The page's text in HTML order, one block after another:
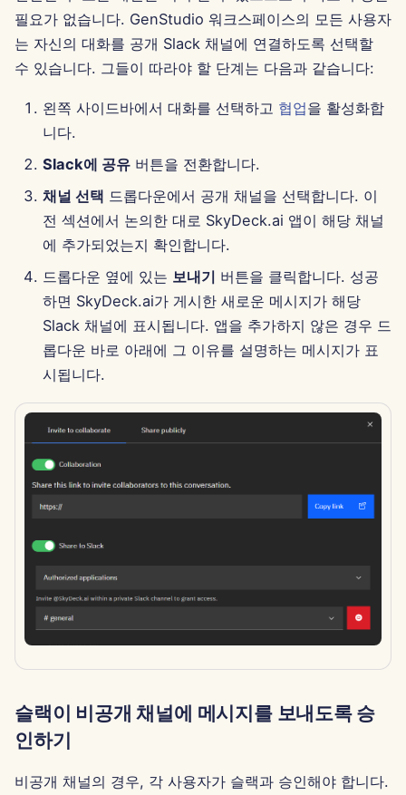
2025년 4월 11일
2025년 4월 4일
2025년 3월 28일
2025년 3월 21일
2025년 3월 14일
2025년 3월 7일
2025년 2월 28일
2025년 2월 21일
2025년 2월 14일
2025년 2월 7일
2025년 1월 17일
2025년 1월 10일
2025년 1월 3일
2024년 12월 27일
2024년 12월 20일
필요가 없습니다. GenStudio 워크스페이스의 모든 사용자
는 자신의 대화를 공개 Slack 채널에 연결하도록 선택할
수 있습니다. 그들이 따라야 할 단계는 다음과 같습니다:
왼쪽 사이드바에서 대화를 선택하고 협업을 활성화합
니다.
Slack에 공유버튼을 전환합니다.
채널 선택 드롭다운에서 공개 채널을 선택합니다. 이
전 섹션에서 논의한 대로 SkyDeck.ai 앱이 해당 채널
에 추가되었는지 확인합니다.
드롭다운 옆에 있는 보내기 버튼을 클릭합니다. 성공
하면 SkyDeck.ai가 게시한 새로운 메시지가 해당
Slack 채널에 표시됩니다. 앱을 추가하지 않은 경우 드
롭다운 바로 아래에 그 이유를 설명하는 메시지가 표
시됩니다.
슬랙이 비공개 채널에 메시지를 보내도록 승
인하기
비공개 채널의 경우, 각 사용자가 슬랙과 승인해야 합니다.